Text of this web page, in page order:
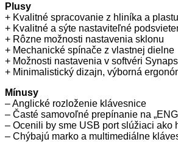
Plusy
+ Kvalitné spracovanie z hliníka a plastu
+ Kvalitné a sýte nastaviteľné
+ Rôzne možnosti nastavenia sklonu
+ Mechanické spínače z vlastnej dielne
+ Možnosti nastavenia v softvéri
+ Minimalistický dizajn, výborná
Mínusy
– Anglické rozloženie klávesnice
– Časté samovoľné prepínanie na
– Ocenili by sme USB port slúžiaci ako
– Chýbajú marko a multimediálne